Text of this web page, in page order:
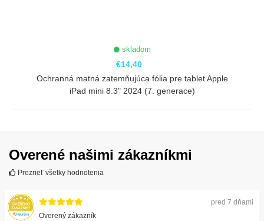
skladom
€14,40
Ochranná matná zatemňujúca fólia pre tablet Apple
iPad mini 8.3" 2024 (7. generace)
Overené našimi zákazníkmi
Prezrieť všetky hodnotenia
pred 7 dňami
Overený zákazník